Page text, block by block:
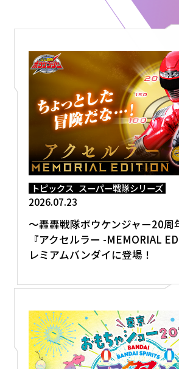
トピックス スーパー戦隊シリーズ
2026.07.23
～轟轟戦隊ボウケンジャー20周
『アクセルラー -MEMORIAL
レミアムバンダイに登場！